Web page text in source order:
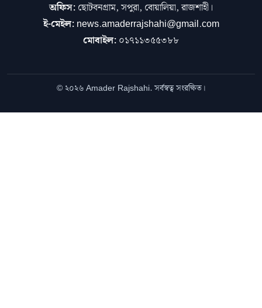
অফিস: ছোটবনগ্রাম, সপুরা, বোয়ালিয়া, রাজশাহী।
ই-মেইল: news.amaderrajshahi@gmail.com
মোবাইল: ০১৭১১৩৫৫৩৮৮
© ২০২৬ Amader Rajshahi. সর্বস্বত্ব সংরক্ষিত।